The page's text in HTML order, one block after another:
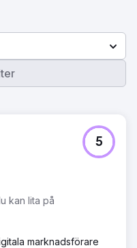
kan lita på
5
marknadsförare